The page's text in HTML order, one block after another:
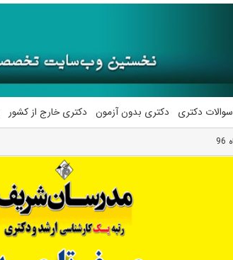
سوالات دکتری دکتری بدون آزمون دکتری خارج از کشور